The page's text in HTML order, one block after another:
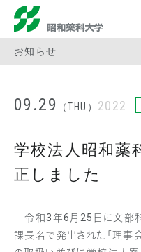
09.29 （THU） 2022
学校法人昭和薬
正しました
令和3年6月25日に文部
課長名で発出された「理
お知らせ